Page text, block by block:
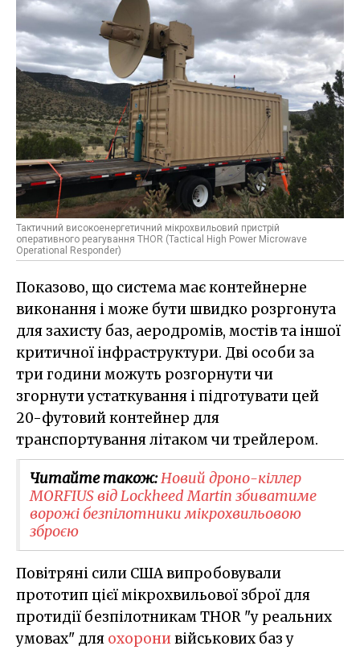
Тактичний високоенергетичний мікрохвильовий пристрій
оперативного реагування THOR (Tactical High Power Microwave
Operational Responder)
Показово, що система має контейнерне
виконання і може бути швидко розргонута
для захисту баз, аеродромів, мостів та іншої
критичної інфраструктури. Дві особи за
три години можуть розгорнути чи
згорнути устаткування і підготувати цей
20-футовий контейнер для
транспортування літаком чи трейлером.
Читайте також:Новий дроно-кіллер
MORFIUS від Lockheed Martin збиватиме
ворожі безпілотники мікрохвильовою
зброєю
Повітряні сили США випробовували
прототип цієї мікрохвильової зброї для
протидії безпілотникам THOR "у реальних
умовах" для охоронивійськових баз у